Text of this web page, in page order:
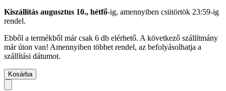
Kiszállítás augusztus 10., hétfő-ig, amennyiben csütörtök 23:59-ig
rendel.
Ebből a termékből már csak 6 db elérhető. A következő szállítmány
már úton van! Amennyiben többet rendel, az befolyásolhatja a
szállítási dátumot.
Kosárba